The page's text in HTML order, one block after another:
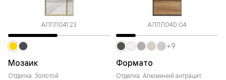
АЛПЛ041.23
Мозаик
Отделка: Золотой
АЛПЛ040.04
Формато
Отделка: Алюминий антрацит
+9